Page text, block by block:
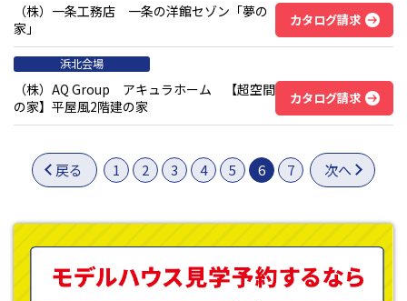
（株）一条工務店 一条の洋館セゾン「夢の
家」
カタログ請求
浜北会場
（株）AQ Group アキュラホーム 【超空間
の家】平屋風2階建の家
カタログ請求
戻る 1 2 3 4 5 6 7 次へ